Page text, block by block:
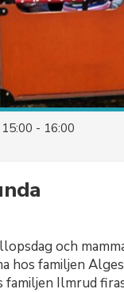
- 16:00
och
hos familjen
Ilmrud